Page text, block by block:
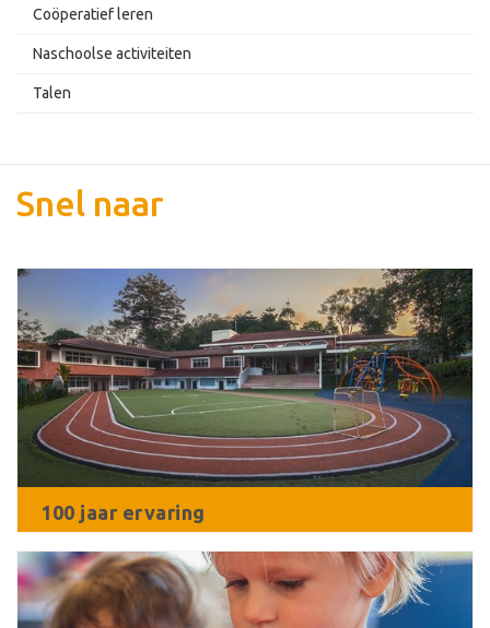
Coöperatief leren
Naschoolse activiteiten
Talen
Snel naar
100 jaar ervaring